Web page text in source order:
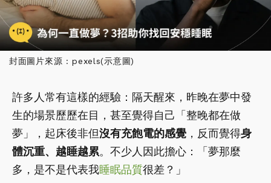
封面圖片來源 : pexels(示意圖)
許多人常有這樣的經驗：隔天醒來，昨晚在夢中發
生的場景歷歷在目，甚至覺得自己「整晚都在做
夢」，起床後非但沒有充飽電的感覺 ，反而覺得身
體沉重、越睡越累。不少人因此擔心：「夢那麼
多，是不是代表我睡眠品質很差？」